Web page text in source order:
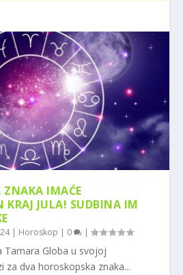
ZNAKA IMAĆE
KRAJ JULA! SUDBINA IM
| Horoskop | 0 |
Tamara Globa u svojoj
za dva horoskopska znaka...